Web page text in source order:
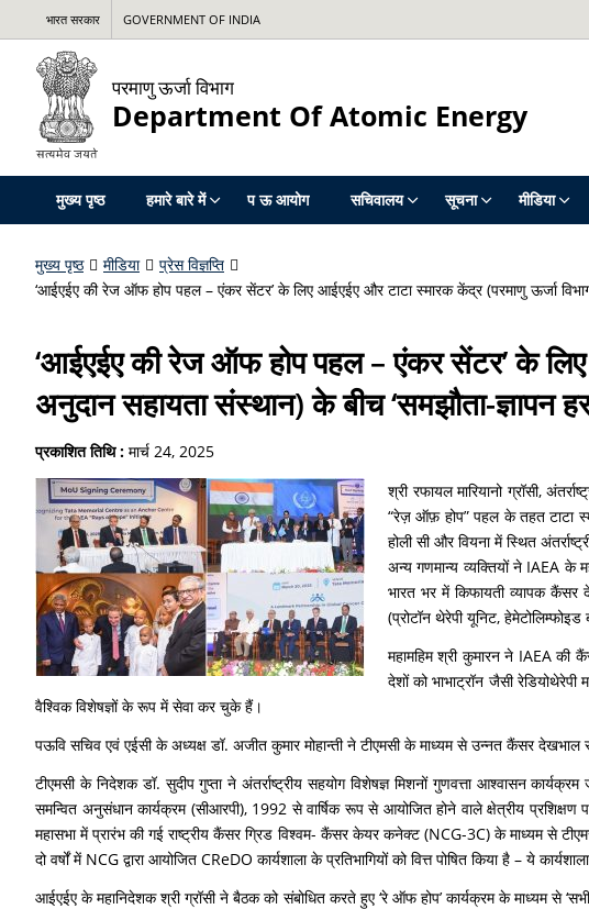
भारत सरकार GOVERNMENT OF INDIA
परमाणु ऊर्जा विभाग
Department Of Atomic Energy
मुख्य पृष्ठ हमारे बारे में प ऊ आयोग सचिवालय सूचना मीडिया
मुख्य पृष्ठ मीडिया
प्रेस विज्ञप्ति
‘आईएईए की रेज ऑफ होप पहल – एंकर सेंटर’ के लिए आईएईए और टाटा स्‍मारक केंद्र (परमाणु ऊर्जा
‘आईएईए की रेज ऑफ होप पहल – एंकर सेंटर’ के
अनुदान सहायता संस्थान) के बीच ‘समझौता-ज्ञापन
प्रकाशित तिथि : मार्च 24, 2025
श्री रफायल मारियानो ग्रॉसी,
“रेज़ ऑफ़ होप” पहल के तहत टाटा
होली सी और वियना में स्थित
अन्य गणमान्‍य व्‍यक्तियों ने IAEA के
भारत भर में किफायती व्यापक कैंसर
(प्रोटॉन थेरेपी यूनिट,
महामहिम श्री कुमारन ने IAEA की
देशों को भाभाट्रॉन जैसी
वैश्विक विशेषज्ञों के रूप में सेवा कर चुके हैं।
पऊवि सचिव एवं एईसी के अध्यक्ष डॉ. अजीत कुमार मोहान्ती ने टीएमसी के माध्यम से उन्‍नत कैंसर देखभाल
टीएमसी के निदेशक डॉ. सुदीप गुप्ता ने अंतर्राष्ट्रीय सहयोग विशेषज्ञ मिशनों गुणवत्ता आश्वासन
समन्वित अनुसंधान कार्यक्रम (सीआरपी), 1992 से वार्षिक रूप से आयोजि‍त होने वाले क्षेत्रीय
महासभा में प्रारंभ की गई राष्ट्रीय कैंसर ग्रिड विश्वम- कैंसर केयर कनेक्ट (NCG-3C) के माध्‍यम से
दो वर्षों में NCG द्वारा आयोजित CReDO कार्यशाला के प्रतिभागियों को वित्त पोषित किया है – ये
आईएईए के महानिदेशक श्री ग्रॉसी ने बैठक को संबोधित करते हुए ‘रे ऑफ होप’ कार्यक्रम के माध्यम से